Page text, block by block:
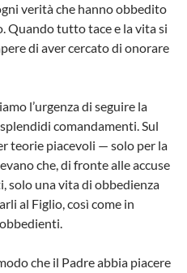
verità che hanno obbedito
Quando tutto tace e la vita si
di aver cercato di onorare
l’urgenza di seguire la
comandamenti. Sul
teorie piacevoli — solo per la
che, di fronte alle accuse
solo una vita di obbedienza
al Figlio, così come in
che il Padre abbia piacere